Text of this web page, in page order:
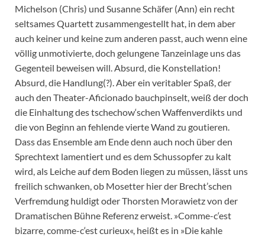
Michelson (Chris) und Susanne Schäfer (Ann) ein recht
seltsames Quartett zusammengestellt hat, in dem aber
auch keiner und keine zum anderen passt, auch wenn eine
völlig unmotivierte, doch gelungene Tanzeinlage uns das
Gegenteil beweisen will. Absurd, die Konstellation!
Absurd, die Handlung(?). Aber ein veritabler Spaß, der
auch den Theater-Aficionado bauchpinselt, weiß der doch
die Einhaltung des tschechow‘schen Waffenverdikts und
die von Beginn an fehlende vierte Wand zu goutieren.
Dass das Ensemble am Ende denn auch noch über den
Sprechtext lamentiert und es dem Schussopfer zu kalt
wird, als Leiche auf dem Boden liegen zu müssen, lässt uns
freilich schwanken, ob Mosetter hier der Brecht’schen
Verfremdung huldigt oder Thorsten Morawietz von der
Dramatischen Bühne Referenz erweist. »Comme-c‘est
bizarre, comme-c‘est curieux«, heißt es in »Die kahle